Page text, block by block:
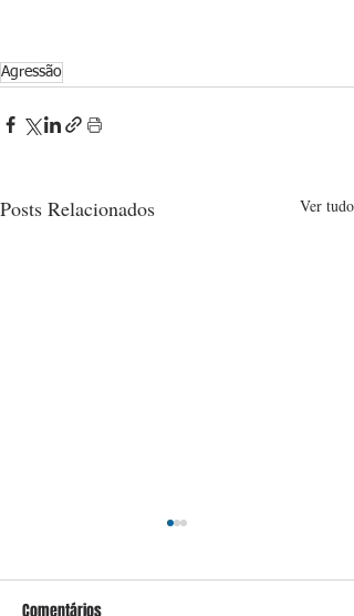
Agressão
Posts Relacionados Ver tudo